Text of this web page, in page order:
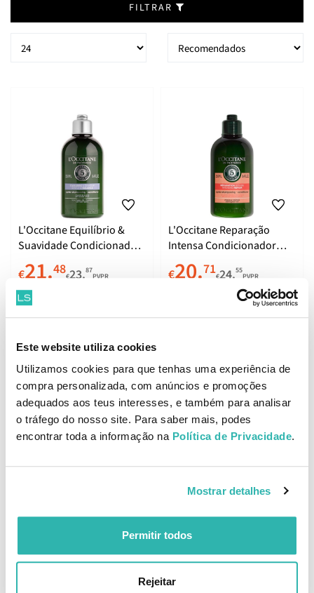
Este website utiliza cookies
Utilizamos cookies para que tenhas uma experiência de
compra personalizada, com anúncios e promoções
adequados aos teus interesses, e também para analisar
o tráfego do nosso site. Para saber mais, podes
encontrar toda a informação na Política de Privacidade.
Mostrar detalhes
Permitir todos
Rejeitar
FILTRAR
L'Occitane Equilíbrio &
Suavidade Condicionador
250ml
€21.48€23.87
PVPR
L'Occitane Reparação
Intensa Condicionador
250ml
€20.71€24.55
PVPR
BREVEMENTE ONLINE
500ml
28.97
BREVEMENTE ONLINE